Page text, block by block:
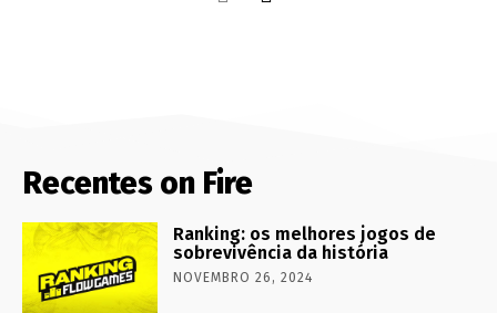
Recentes on Fire
Ranking: os melhores jogos de
sobrevivência da história
NOVEMBRO 26, 2024